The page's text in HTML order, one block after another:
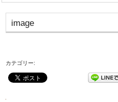
image
カテゴリー: